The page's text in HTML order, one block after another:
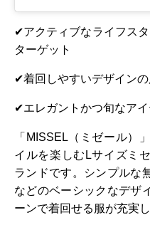
✔アクティブなライフス
ターゲット
✔着回しやすいデザイン
✔エレガントかつ旬なア
「MISSEL（ミゼール）
イルを楽しむLサイズミ
ランドです。シンプルな
などのベーシックなデザ
ーンで着回せる服が充実し